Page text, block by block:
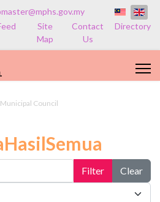
Site
Map
Contact
Us
Directory
Council
Filter Clear